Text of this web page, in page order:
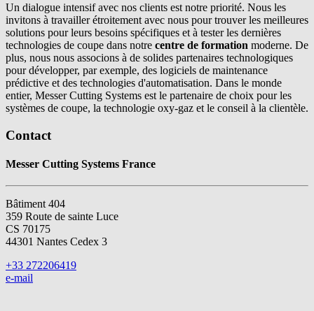
Un dialogue intensif avec nos clients est notre priorité. Nous les
invitons à travailler étroitement avec nous pour trouver les meilleures
solutions pour leurs besoins spécifiques et à tester les dernières
technologies de coupe dans notre centre de formation moderne. De
plus, nous nous associons à de solides partenaires technologiques
pour développer, par exemple, des logiciels de maintenance
prédictive et des technologies d'automatisation. Dans le monde
entier, Messer Cutting Systems est le partenaire de choix pour les
systèmes de coupe, la technologie oxy-gaz et le conseil à la clientèle.
Contact
Messer Cutting Systems France
Bâtiment 404
359 Route de sainte Luce
CS 70175
44301 Nantes Cedex 3
+33 272206419
e-mail